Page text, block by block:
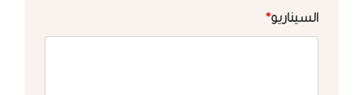
السيناريو*